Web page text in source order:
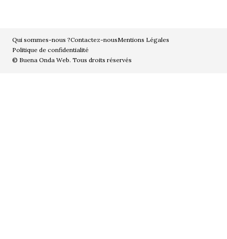
Qui sommes-nous ?Contactez-nousMentions Légales
Politique de confidentialité
© Buena Onda Web. Tous droits réservés